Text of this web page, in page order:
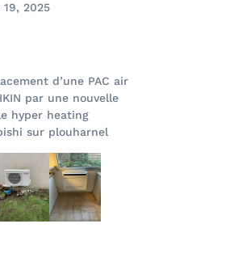
2025
d’une PAC air
par une nouvelle
hyper heating
sur plouharnel